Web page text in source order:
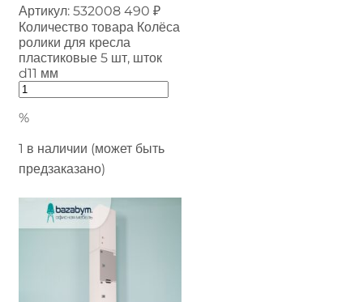
Артикул: 532008 490 ₽
Количество товара Колёса
ролики для кресла
пластиковые 5 шт, шток
d11 мм
%
1 в наличии (может быть
предзаказано)